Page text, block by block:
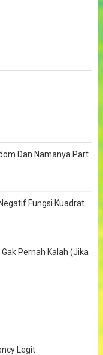
Dan Namanya Part
Fungsi Kuadrat.
Pernah Kalah (Jika
Legit